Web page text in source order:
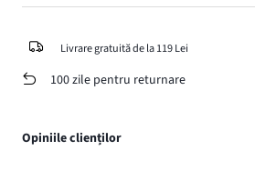
Livrare gratuită de la 119 Lei
100 zile pentru returnare
Opiniile clienților